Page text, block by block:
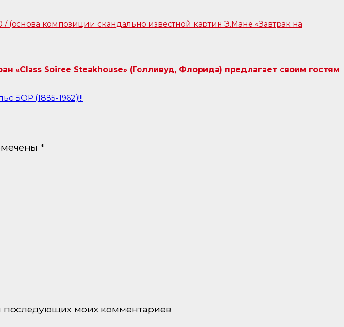
Soiree Steakhouse» (Голливуд, Флорида) предлагает своим гостям
БОР (1885-1962)!!!
*
последующих моих комментариев.